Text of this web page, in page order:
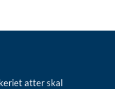
atter skal